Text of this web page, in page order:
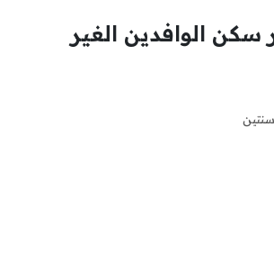
سكن الوافدين الغير